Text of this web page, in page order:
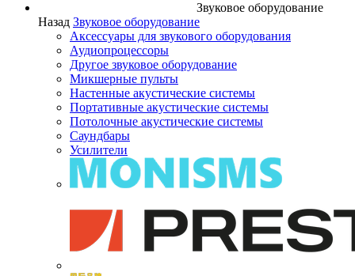
Звуковое оборудование
Назад Звуковое оборудование
Аксессуары для звукового оборудования
Аудиопроцессоры
Другое звуковое оборудование
Микшерные пульты
Настенные акустические системы
Портативные акустические системы
Потолочные акустические системы
Саундбары
Усилители